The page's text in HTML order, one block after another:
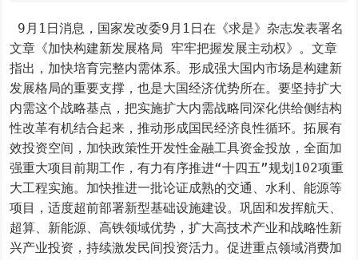
文章《加快构建新发展格局 牢牢把握发展主动权》。文章
指出，加快培育完整内需体系。形成强大国内市场是构建新
发展格局的重要支撑，也是大国经济优势所在。要坚持扩大
内需这个战略基点，把实施扩大内需战略同深化供给侧结构
性改革有机结合起来，推动形成国民经济良性循环。拓展有
效投资空间，加快政策性开发性金融工具资金投放，全面加
强重大项目前期工作，有力有序推进“十四五”规划102项重
大工程实施。加快推进一批论证成熟的交通、水利、能源等
项目，适度超前部署新型基础设施建设。巩固和发挥航天、
超算、新能源、高铁领域优势，扩大高技术产业和战略性新
兴产业投资，持续激发民间投资活力。促进重点领域消费加